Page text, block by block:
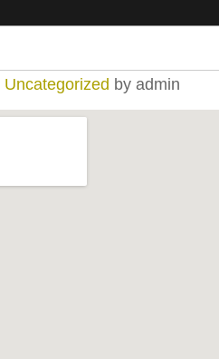
Uncategorized by admin